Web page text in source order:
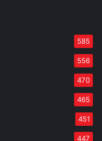
585
556
470
465
451
447